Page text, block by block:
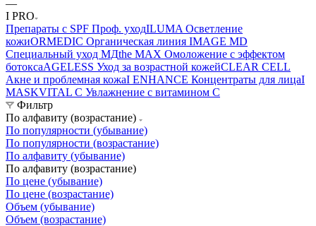
—
I PRO
Препараты с SPF Проф. уходILUMA Осветление
кожиORMEDIC Органическая линия IMAGE MD
Специальный уход МДthe MAX Омоложение с эффектом
ботоксаAGELESS Уход за возрастной кожейCLEAR CELL
Акне и проблемная кожаI ENHANCE Концентраты для лицаI
MASKVITAL C Увлажнение с витамином С
Фильтр
По алфавиту (возрастание)
По популярности (убывание)
По популярности (возрастание)
По алфавиту (убывание)
По алфавиту (возрастание)
По цене (убывание)
По цене (возрастание)
Объем (убывание)
Объем (возрастание)